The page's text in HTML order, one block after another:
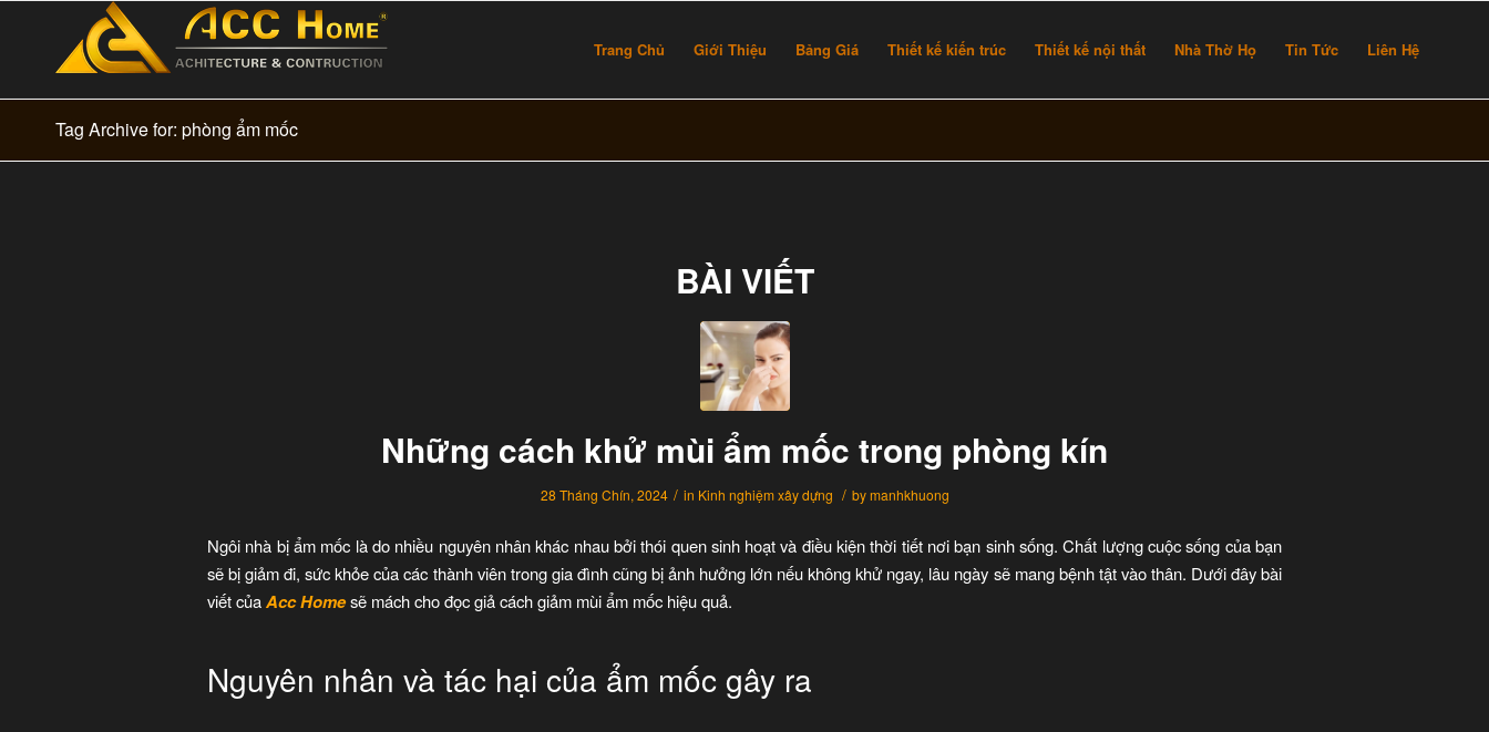
Trang Chủ Giới Thiệu Bảng Giá Thiết kế kiến trúc Thiết kế nội thất Nhà Thờ Họ Tin Tức Liên Hệ
Tag Archive for: phòng ẩm mốc
BÀI VIẾT
Những cách khử mùi ẩm mốc trong phòng kín
28 Tháng Chín, 2024 / in Kinh nghiệm xây dựng / bymanhkhuong
Ngôi nhà bị ẩm mốc là do nhiều nguyên nhân khác nhau bởi thói quen sinh hoạt và điều kiện thời tiết nơi bạn sinh sống. Chất lượng cuộc sống của bạn
sẽ bị giảm đi, sức khỏe của các thành viên trong gia đình cũng bị ảnh hưởng lớn nếu không khử ngay, lâu ngày sẽ mang bệnh tật vào thân. Dưới đây bài
viết củaAcc Homesẽ mách cho đọc giả cách giảm mùi ẩm mốc hiệu quả.
Nguyên nhân và tác hại của ẩm mốc gây ra